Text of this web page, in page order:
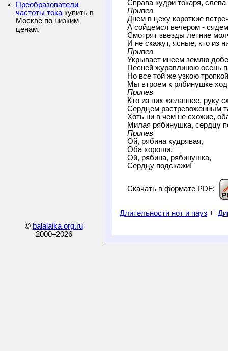
Преобразователи
частоты тока купить в
Москве по низким
ценам.
Припев
Днем в цеху короткие
А сойдемся вечером -
Смотрят звезды летние
Припев
Укрывает инеем землю
Песней журавлиною осень
Но все той же узкою
Припев
Кто из них желаннее, руку
Сердцем растревоженным
Хоть ни в чем не схожие,
Припев
Ой, рябина кудрявая,
Оба хороши.
Ой, рябина, рябинушка,
Сердцу подскажи!
Скачать в формате PDF:
Длительности нот и пауз +
© balalaika.org.ru
2000–2026